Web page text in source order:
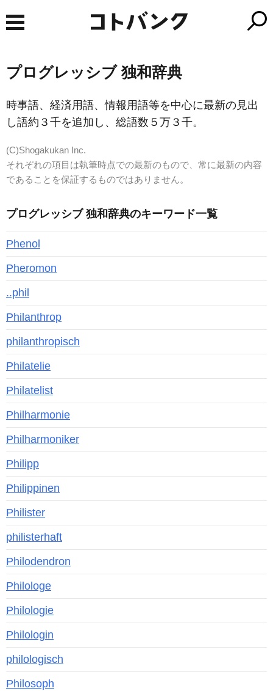
プログレッシブ 独和辞典
時事語、経済用語、情報用語等を中心に最新の見出
し語約３千を追加し、総語数５万３千。
(C)Shogakukan Inc.
それぞれの項目は執筆時点での最新のもので、常に最新の内容
であることを保証するものではありません。
プログレッシブ 独和辞典のキーワード一覧
Phenol
Pheromon
..phil
Philanthrop
philanthropisch
Philatelie
Philatelist
Philharmonie
Philharmoniker
Philipp
Philippinen
Philister
philisterhaft
Philodendron
Philologe
Philologie
Philologin
philologisch
Philosoph